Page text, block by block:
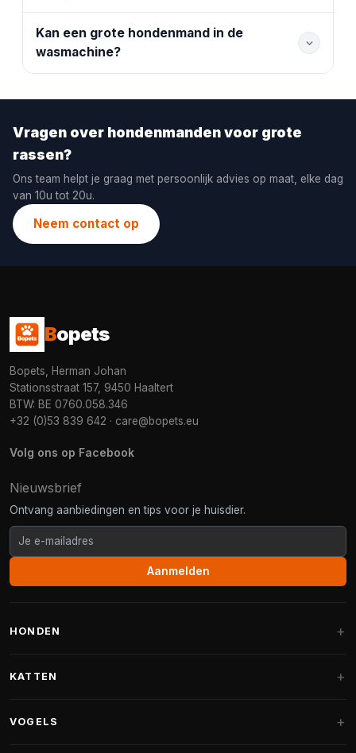
Kan een grote hondenmand in de
wasmachine?
Vragen over hondenmanden voor grote
rassen?
Ons team helpt je graag met persoonlijk advies op maat, elke dag
van 10u tot 20u.
Neem contact op
Bopets
Bopets, Herman Johan
Stationsstraat 157, 9450 Haaltert
BTW: BE 0760.058.346
+32 (0)53 839 642 · care@bopets.eu
Volg ons op Facebook
Nieuwsbrief
Ontvang aanbiedingen en tips voor je huisdier.
Aanmelden
HONDEN
Fantail hondenmanden
KATTEN
VOGELS